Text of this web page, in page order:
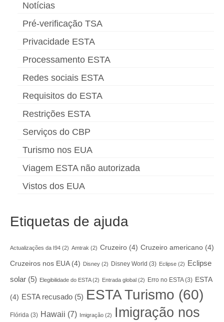
Notícias
Pré-verificação TSA
Privacidade ESTA
Processamento ESTA
Redes sociais ESTA
Requisitos do ESTA
Restrições ESTA
Serviços do CBP
Turismo nos EUA
Viagem ESTA não autorizada
Vistos dos EUA
Etiquetas de ajuda
Actualizações da I94 (2) Amtrak (2) Cruzeiro (4) Cruzeiro americano (4)
Cruzeiros nos EUA(4) Disney (2) Disney World (3) Eclipse (2)
Eclipse
solar (5) Elegibilidade do ESTA(2) Entrada global (2) Erro no ESTA(3) ESTA
(4) ESTA recusado (5) ESTA Turismo (60)
Flórida (3) Hawaii (7) Imigração (2)
Imigração nos